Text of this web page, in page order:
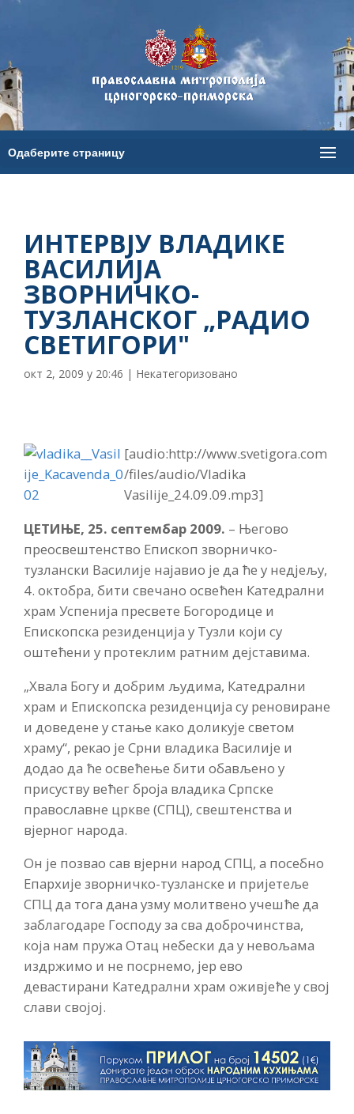
ИНТЕРВЈУ ВЛАДИКЕ
ВАСИЛИЈА
ЗВОРНИЧКО-
ТУЗЛАНСКОГ „РАДИО
СВЕТИГОРИ"
окт 2, 2009 у 20:46 | Некатегоризовано
[audio:http://www.svetigora.com
/files/audio/Vladika
Vasilije_24.09.09.mp3]
ЦЕТИЊЕ, 25. септембар 2009. – Његово
преосвештенство Епископ звoрничко-
тузлански Василије најавио је да ће у недјељу,
4. октобра, бити свечано освећен Катедрални
храм Успенија пресвете Богородице и
Епископска резиденција у Тузли који су
оштећени у протеклим ратним дејставима.
„Хвала Богу и добрим људима, Катедрални
храм и Епископска резиденција су реновиране
и доведене у стање како доликује светом
храму“, рекао је Срни владика Василије и
додао да ће освећење бити обављено у
присуству већег броја владика Српске
православне цркве (СПЦ), свештенства и
вјерног народа.
Он је позвао сав вјерни народ СПЦ, а посебно
Епархије зворничко-тузланске и пријетеље
СПЦ да тога дана узму молитвено учешће да
заблагодаре Господу за сва доброчинства,
која нам пружа Отац небески да у невољама
издржимо и не посрнемо, јер ево
девастирани Катедрални храм оживјеће у свој
слави својој.